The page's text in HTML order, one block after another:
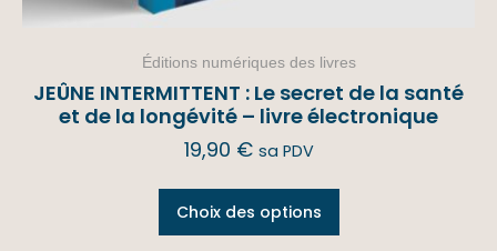
Éditions numériques des livres
JEÛNE INTERMITTENT : Le secret de la santé
et de la longévité – livre électronique
19,90 € sa PDV
Choix des options